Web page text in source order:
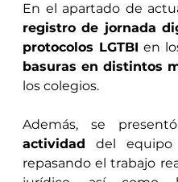
En el apartado de
registro de jornada
protocolos LGTBI en
basuras en distintos
los colegios.
Además, se
actividad del equipo
repasando el trabajo